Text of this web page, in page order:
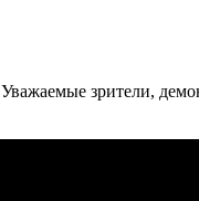
Ува­жае­мые зри­те­ли,